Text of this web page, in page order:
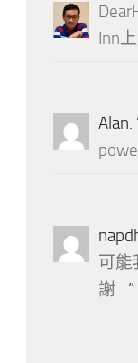
Inn
Alan:
可能
謝…”